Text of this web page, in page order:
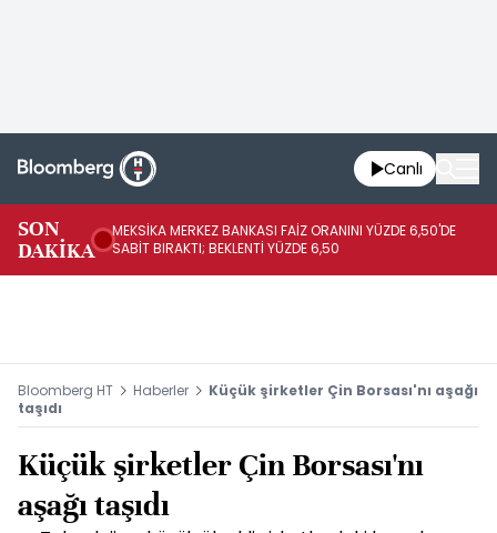
Canlı
SON
DAKİKA
MEKSİKA MERKEZ BANKASI FAİZ ORANINI YÜZDE 6,50'DE
SABİT BIRAKTI; BEKLENTİ YÜZDE 6,50
Bloomberg HT Haberler
Küçük şirketler Çin Borsası'nı aşağı
taşıdı
Küçük şirketler Çin Borsası'nı
aşağı taşıdı